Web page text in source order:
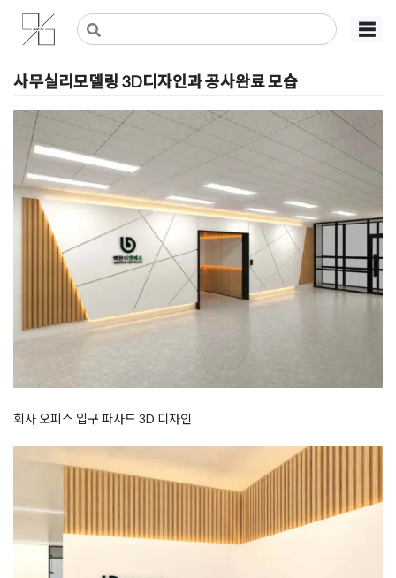
Skip
content
사무실인테리어 디자인 공사 비용견적 플랫폼
사무실인테리어 916
☰
사무실리모델링 3D디자인과 공사완료 모습
Posted on2021년 1월 3일byDOPAMIN
회사 오피스 입구 파사드 3D 디자인